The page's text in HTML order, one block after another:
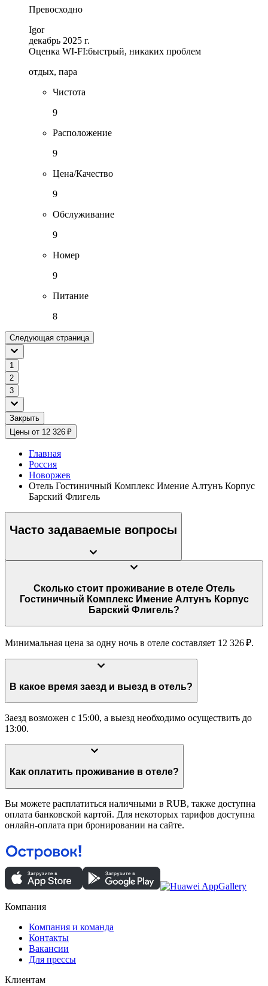
Превосходно
Igor
декабрь 2025 г.
Оценка WI-FI:быстрый, никаких проблем
отдых, пара
Чистота
9
Расположение
9
Цена/Качество
9
Обслуживание
9
Номер
9
Питание
8
Следующая страница
1
2
3
Закрыть
Цены от 12 326 ₽
Главная
Россия
Новоржев
Отель Гостиничный Комплекс Имение Алтунъ Корпус
Барский Флигель
Часто задаваемые вопросы
Сколько стоит проживание в отеле Отель
Гостиничный Комплекс Имение Алтунъ Корпус
Барский Флигель?
Минимальная цена за одну ночь в отеле составляет 12 326 ₽.
В какое время заезд и выезд в отель?
Заезд возможен с 15:00, а выезд необходимо осуществить до
13:00.
Как оплатить проживание в отеле?
Вы можете расплатиться наличными в RUB, также доступна
оплата банковской картой. Для некоторых тарифов доступна
онлайн-оплата при бронировании на сайте.
Компания
Компания и команда
Контакты
Вакансии
Для прессы
Клиентам